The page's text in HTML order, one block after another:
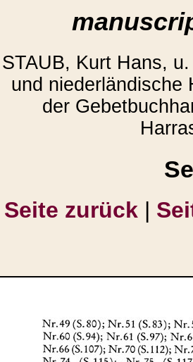
STAUB, Kurt Hans,
und niederländische
der
Seite zurück |